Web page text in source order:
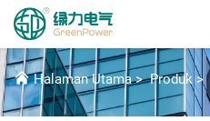
Produk
KOMPONEN ISOLASI
Halaman Utama>Produk >